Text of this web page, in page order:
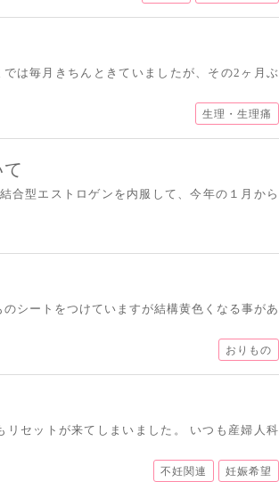
は毎月きちんときていましたが、その2ヶ月ぶ
生理・生理痛
合型エストロゲンを内服して、今年の１月から
シートをつけていますが結構黄色くなる事があ
おりもの
セットが来てしまいました。 いつも産婦人科
不妊関連 妊娠希望